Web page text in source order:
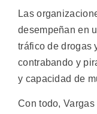
Las
desempeñan en
tráfico de drogas
contrabando y
y capacidad de
Con todo,